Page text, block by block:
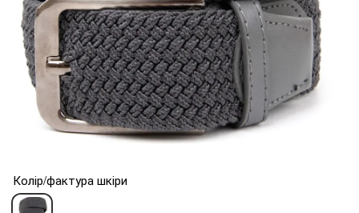
Колір/фактура шкіри